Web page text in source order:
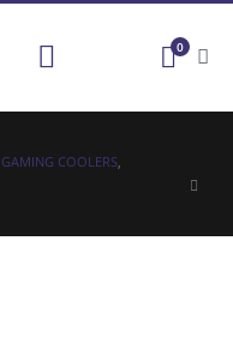
0
GAMING COOLERS,